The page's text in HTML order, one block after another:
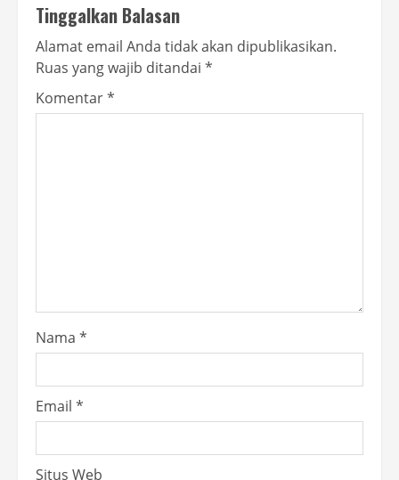
Tinggalkan Balasan
Alamat email Anda tidak akan dipublikasikan.
Ruas yang wajib ditandai *
Komentar*
Nama *
Email *
Situs Web